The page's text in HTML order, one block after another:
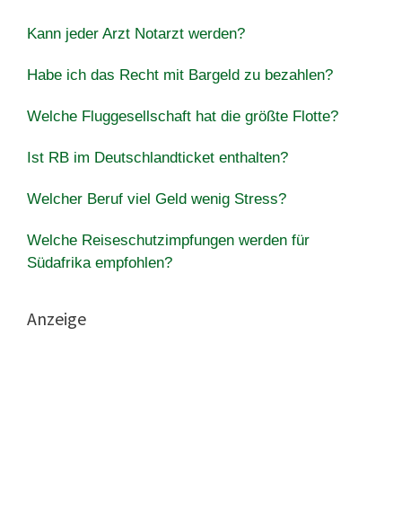
Kann jeder Arzt Notarzt werden?
Habe ich das Recht mit Bargeld zu bezahlen?
Welche Fluggesellschaft hat die größte Flotte?
Ist RB im Deutschlandticket enthalten?
Welcher Beruf viel Geld wenig Stress?
Welche Reiseschutzimpfungen werden für
Südafrika empfohlen?
Anzeige